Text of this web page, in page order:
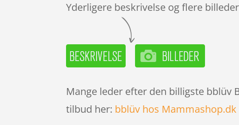
Yderligere beskrivelse og flere
Mange leder efter den billigste bblüv
tilbud her: bblüv hos Mammashop.dk